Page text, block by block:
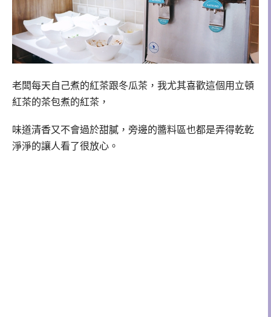
老闆每天自己煮的紅茶跟冬瓜茶，我尤其喜歡這個用立頓
紅茶的茶包煮的紅茶，
味道清香又不會過於甜膩，旁邊的醬料區也都是弄得乾乾
淨淨的讓人看了很放心。